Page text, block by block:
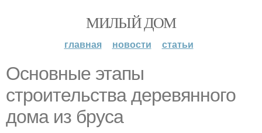
МИЛЫЙ ДОМ
главная новости статьи
Основные этапы
строительства деревянного
дома из бруса